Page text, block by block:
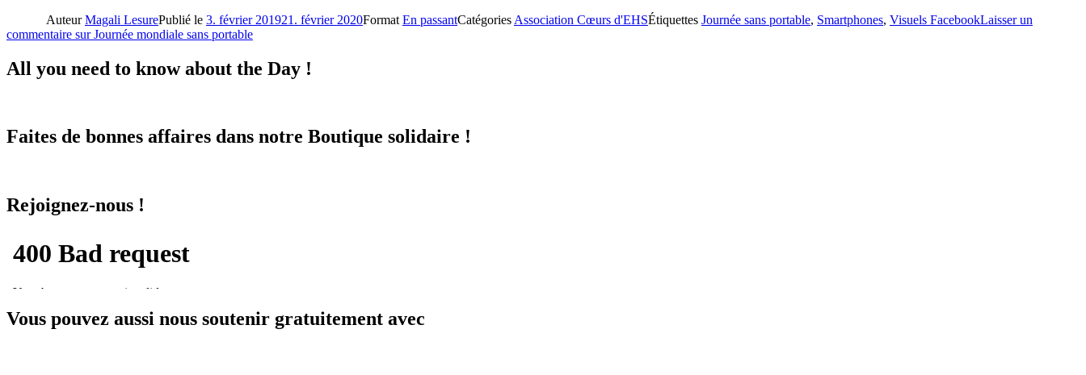
AuteurMagali LesurePublié le 3. février 201921. février 2020Format En passantCatégories Association Cœurs d'EHSÉtiquettes Journée sans portable, Smartphones, Visuels FacebookLaisser un
commentaire sur Journée mondiale sans portable
All you need to know about the Day !
Faites de bonnes affaires dans notre Boutique solidaire !
Rejoignez-nous !
Vous pouvez aussi nous soutenir gratuitement avec